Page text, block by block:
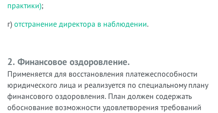
практики);
г) отстранение директора в наблюдении.
2. Финансовое оздоровление.
Применяется для восстановления платежеспособности
юридического лица и реализуется по специальному плану
финансового оздоровления. План должен содержать
обоснование возможности удовлетворения требований